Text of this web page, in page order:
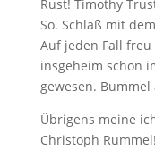
Rust! Timothy
So. Schlaß mit
Auf jeden Fall
insgeheim schon
gewesen.
Übrigens meine
Christoph